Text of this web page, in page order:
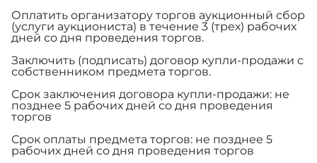
Оплатить организатору торгов аукционный сбор
(услуги аукциониста) в течение 3 (трех) рабочих
дней со дня проведения торгов.
Заключить (подписать) договор купли-продажи с
собственником предмета торгов.
Срок заключения договора купли-продажи: не
позднее 5 рабочих дней со дня проведения
торгов
Срок оплаты предмета торгов: не позднее 5
рабочих дней со дня проведения торгов